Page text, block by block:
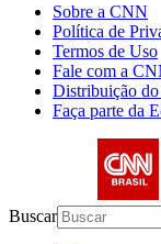
Sobre a CNN
Política de
Termos de Uso
Fale com a
Distribuição
Faça parte da
Buscar